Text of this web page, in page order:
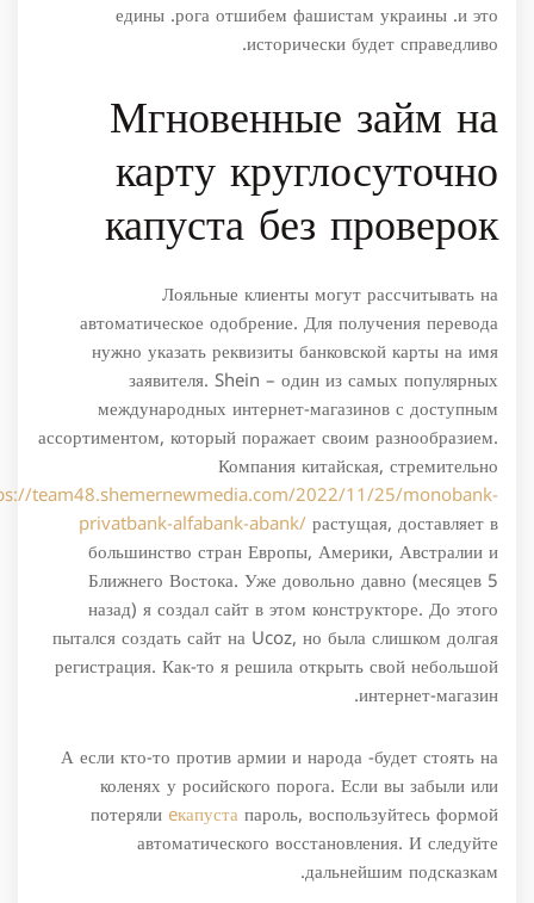
едины .рога отшибем фашистам украины .и это
исторически будет справедливо.
Мгновенные займ на
карту круглосуточно
капуста без проверок
Лояльные клиенты могут рассчитывать на
автоматическое одобрение. Для получения перевода
нужно указать реквизиты банковской карты на имя
заявителя. Shein – один из самых популярных
международных интернет-магазинов с доступным
ассортиментом, который поражает своим разнообразием.
Компания китайская, стремительно
team48.shemernewmedia.com/2022/11/25/monobank-
privatbank-alfabank-abank/растущая, доставляет в
большинство стран Европы, Америки, Австралии и
Ближнего Востока. Уже довольно давно (месяцев 5
назад) я создал сайт в этом конструкторе. До этого
пытался создать сайт на Ucoz, но была слишком долгая
регистрация. Как-то я решила открыть свой небольшой
интернет-магазин.
А если кто-то против армии и народа -будет стоять на
коленях у росийского порога. Если вы забыли или
потеряли eкапустапароль, воспользуйтесь формой
автоматического восстановления. И следуйте
дальнейшим подсказкам.